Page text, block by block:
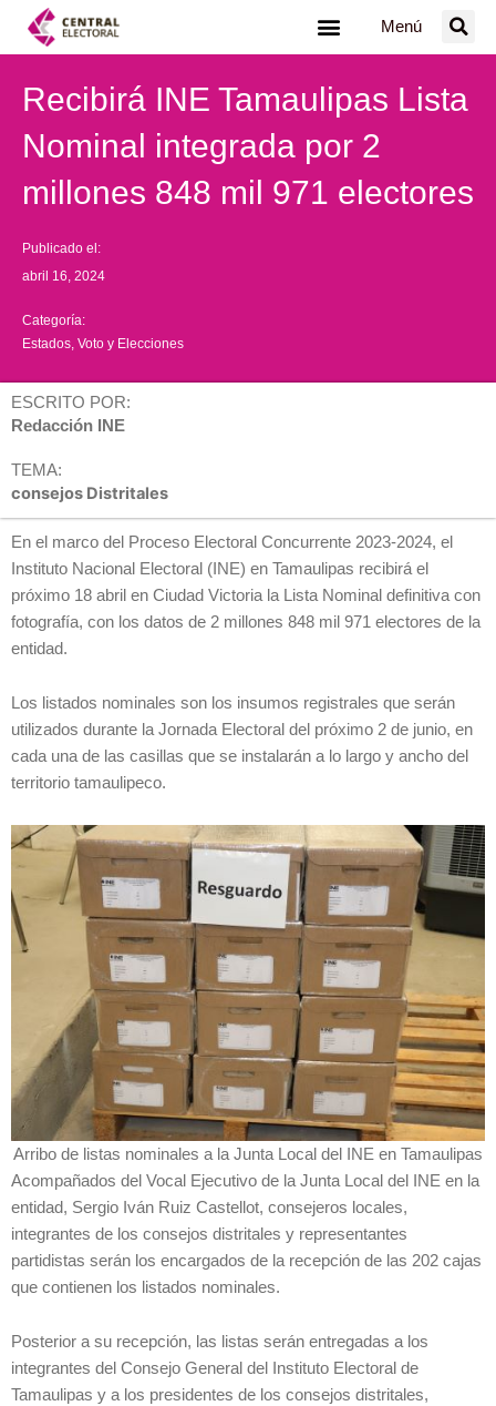
Menú
Recibirá INE Tamaulipas Lista
Nominal integrada por 2
millones 848 mil 971 electores
Publicado el:
abril 16, 2024
Categoría:
Estados Voto y Elecciones
ESCRITO POR:
Redacción INE
TEMA:
consejos Distritales
En el marco del Proceso Electoral Concurrente 2023-2024, el
Instituto Nacional Electoral (INE) en Tamaulipas recibirá el
próximo 18 abril en Ciudad Victoria la Lista Nominal definitiva con
fotografía, con los datos de 2 millones 848 mil 971 electores de la
entidad.
Los listados nominales son los insumos registrales que serán
utilizados durante la Jornada Electoral del próximo 2 de junio, en
cada una de las casillas que se instalarán a lo largo y ancho del
territorio tamaulipeco.
Arribo de listas nominales a la Junta Local del INE en Tamaulipas
Acompañados del Vocal Ejecutivo de la Junta Local del INE en la
entidad, Sergio Iván Ruiz Castellot, consejeros locales,
integrantes de los consejos distritales y representantes
partidistas serán los encargados de la recepción de las 202 cajas
que contienen los listados nominales.
Posterior a su recepción, las listas serán entregadas a los
integrantes del Consejo General del Instituto Electoral de
Tamaulipas y a los presidentes de los consejos distritales,